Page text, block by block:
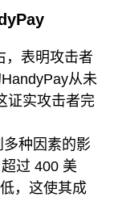
，表明攻击者
从未
证实攻击者完
种因素的影
过 400 美
，这使其成